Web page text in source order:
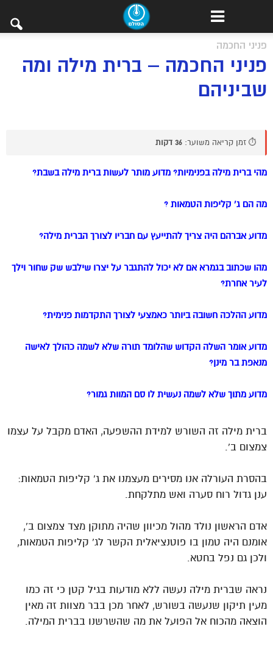
פניני החכמה
פניני החכמה – ברית מילה ומה
שביניהם
⏱️ זמן קריאה משוער: 36 דקות
מהי ברית מילה בפנימיות? מדוע מותר לעשות ברית מילה בשבת?
מה הם ג’ קליפות הטמאות ?
מדוע אברהם היה צריך להתייעץ עם חבריו לצורך הברית מילה?
מהו שכתוב בגמרא אם לא יכול להתגבר על יצרו שילבש שק שחור וילך
לעיר אחרת?
מדוע ההלכה חשובה ביותר כאמצעי לצורך התקדמות פנימית?
מדוע אומר השלה הקדוש שהלומד תורה שלא לשמה כהולך לאישה
מנאפת בר מינן?
מדוע מתוך שלא לשמה נעשית לו סם המוות גמור?
ברית מילה זה השורש למידת ההשפעה, האדם מקבל על עצמו
צמצום ב’.
בהסרת העורלה אנו מסירים מעצמנו את ג’ קליפות הטמאות:
ענן גדול רוח סערה ואש מתלקחת.
אדם הראשון נולד מהול מכיוון שהיה מתוקן מצד צמצום ב’,
אומנם היה טמון בו פוטנציאלית הקשר לג’ קליפות הטמאות,
ולכן גם נפל בחטא.
נראה שברית מילה נעשה ללא מודעות בגיל קטן כי זה כמו
מעין תיקון שנעשה בשורש, לאחר מכן בבר מצוות זה מאין
הוצאה מהכוח אל הפועל את מה שהשרשנו בברית המילה.